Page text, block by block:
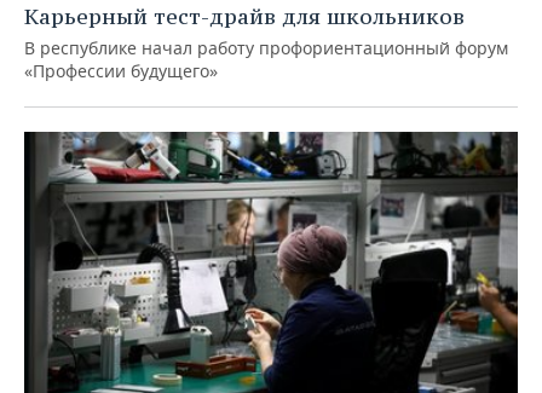
Карьерный тест-драйв для школьников
В республике начал работу профориентационный форум
«Профессии будущего»